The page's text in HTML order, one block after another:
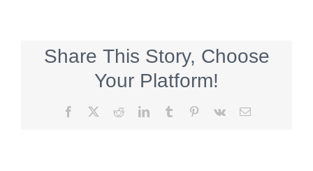
Share This Story, Choose
Your Platform!
Facebook RedditLinkedInTumblr Pinterest
Vk
E-